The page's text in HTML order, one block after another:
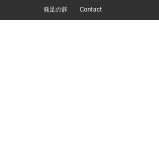
発足の辞 Contact